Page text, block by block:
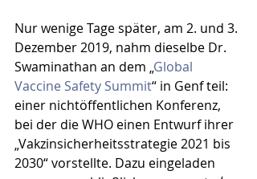
Nur wenige Tage später, am 2. und 3.
Dezember 2019, nahm dieselbe Dr.
Swaminathan an dem „Global
Vaccine Safety Summit“ in Genf teil:
einer nichtöffentlichen Konferenz,
bei der die WHO einen Entwurf ihrer
„Vakzinsicherheitsstrategie 2021 bis
2030“ vorstellte. Dazu eingeladen